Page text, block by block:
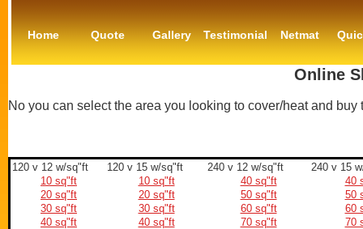
Home Quote Gallery Testimonial Netmat
Online
No you can select the area you looking to cover/heat and
120 v 12 w/sq"ft 120 v 15 w/sq"ft 240 v 12 w/sq"ft
240 v 15
10 sq"ft
10 sq"ft 40 sq"ft
40
20 sq"ft
20 sq"ft 50 sq"ft
50
30 sq"ft
30 sq"ft 60 sq"ft
60
40 sq"ft
40 sq"ft 70 sq"ft
70